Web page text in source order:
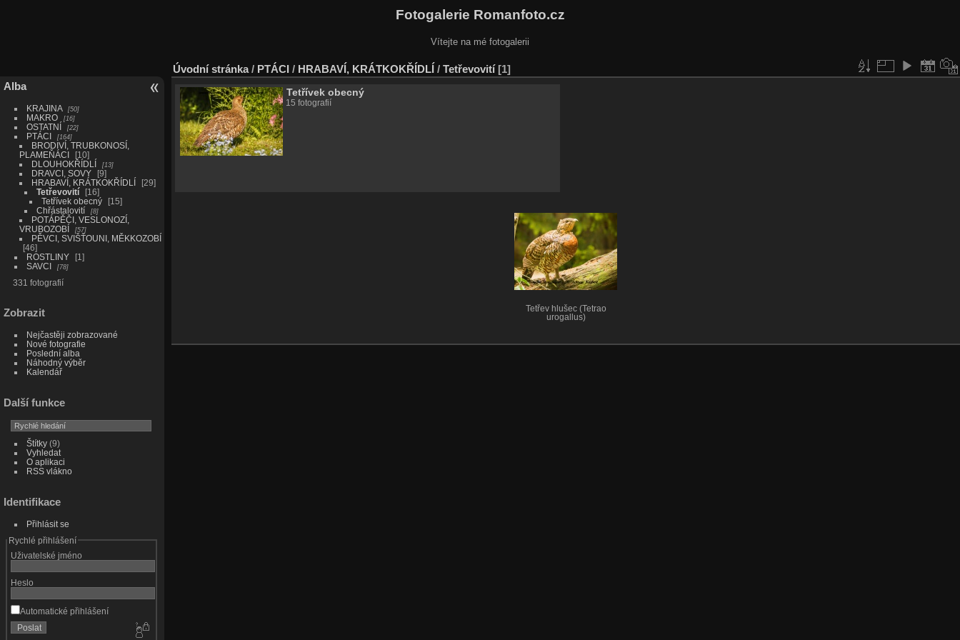
Fotogalerie Romanfoto.cz
Vítejte na mé fotogalerii
Alba
KRAJINA 50
MAKRO 16
OSTATNÍ 22
PTÁCI 164
BRODIVÍ, TRUBKONOSÍ,
PLAMEŇÁCI
10
DLOUHOKŘÍDLÍ
13
DRAVCI, SOVY
9
HRABAVÍ, KRÁTKOKŘÍDLÍ
29
Tetřevovití
16
Tetřívek obecný
15
Chřástalovití
8
POTÁPĚČI, VESLONOZÍ,
VRUBOZOBÍ
57
PĚVCI, SVIŠŤOUNI, MĚKKOZOBÍ
46
ROSTLINY
1
SAVCI
78
331 fotografií
Zobrazit
Nejčastěji zobrazované
Nové fotografie
Poslední alba
Náhodný výběr
Kalendář
Další funkce
Štítky(9)
Vyhledat
O aplikaci
RSS vlákno
Identifikace
Přihlásit se
Rychlé přihlášení
Uživatelské jméno
Heslo
Automatické přihlášení
Úvodní stránka/ PTÁCI / HRABAVÍ, KRÁTKOKŘÍDLÍ / Tetřevovití 1
Tetřívek obecný
15 fotografií
Tetřev hlušec (Tetrao
urogallus)